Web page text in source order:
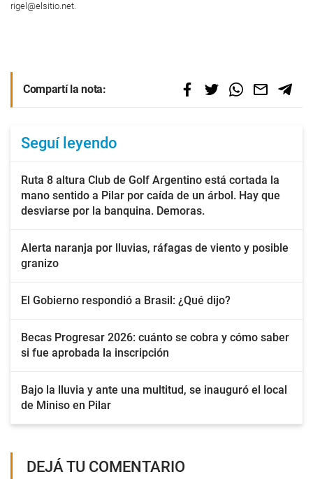
rigel@elsitio.net.
Compartí la nota:
Seguí leyendo
Ruta 8 altura Club de Golf Argentino está cortada la
mano sentido a Pilar por caída de un árbol. Hay que
desviarse por la banquina. Demoras.
Alerta naranja por lluvias, ráfagas de viento y posible
granizo
El Gobierno respondió a Brasil: ¿Qué dijo?
Becas Progresar 2026: cuánto se cobra y cómo saber
si fue aprobada la inscripción
Bajo la lluvia y ante una multitud, se inauguró el local
de Miniso en Pilar
DEJÁ TU COMENTARIO